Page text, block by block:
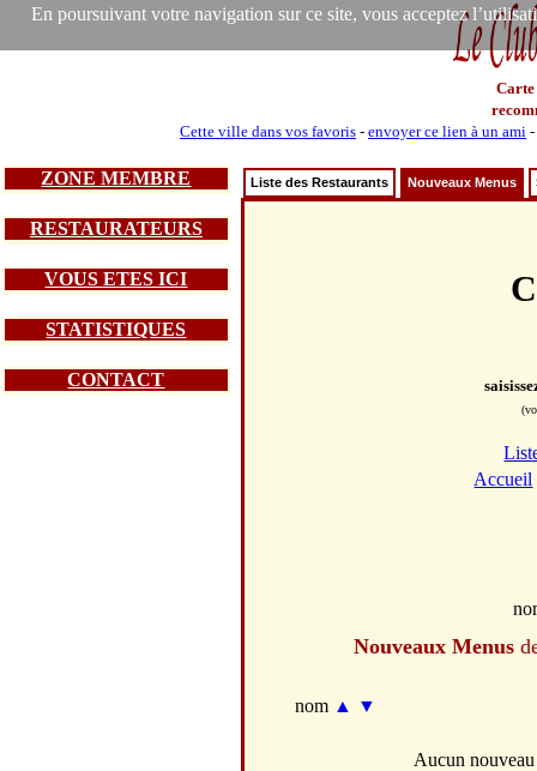
En poursuivant votre navigation sur ce site, vous acceptez
Carte
Cette ville dans vos favoris - envoyer ce lien à un ami -
ZONE MEMBRE
RESTAURATEURS
VOUS ETES ICI
STATISTIQUES
CONTACT
Liste des Restaurants Nouveaux Menus
Accueil
Nouveaux Menus
nom ▲ ▼
Aucun